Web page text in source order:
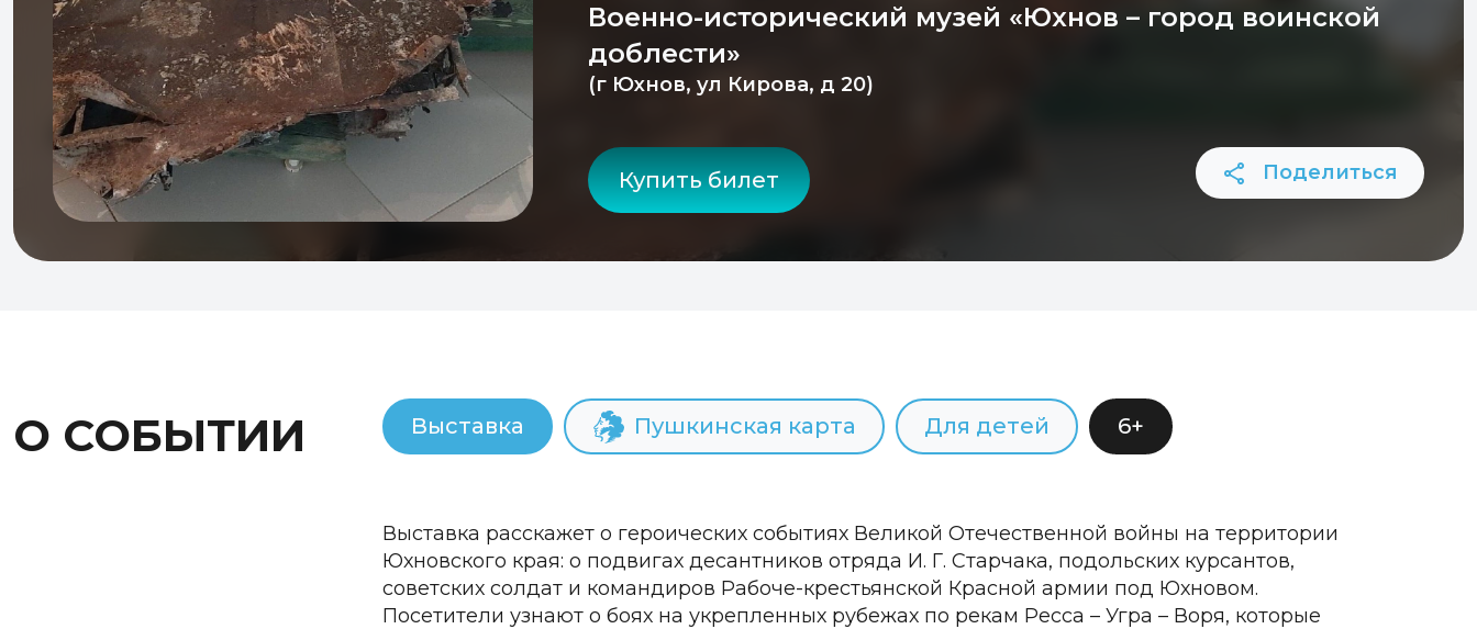
Военно-исторический музей «Юхнов – город воинской
доблести»
(г Юхнов, ул Кирова, д 20)
Купить билет Поделиться
О СОБЫТИИ Выставка Пушкинская карта Для детей 6+
Выставка расскажет о героических событиях Великой Отечественной войны на территории
Юхновского края: о подвигах десантников отряда И. Г. Старчака, подольских курсантов,
советских солдат и командиров Рабоче-крестьянской Красной армии под Юхновом.
Посетители узнают о боях на укрепленных рубежах по рекам Ресса – Угра – Воря, которые